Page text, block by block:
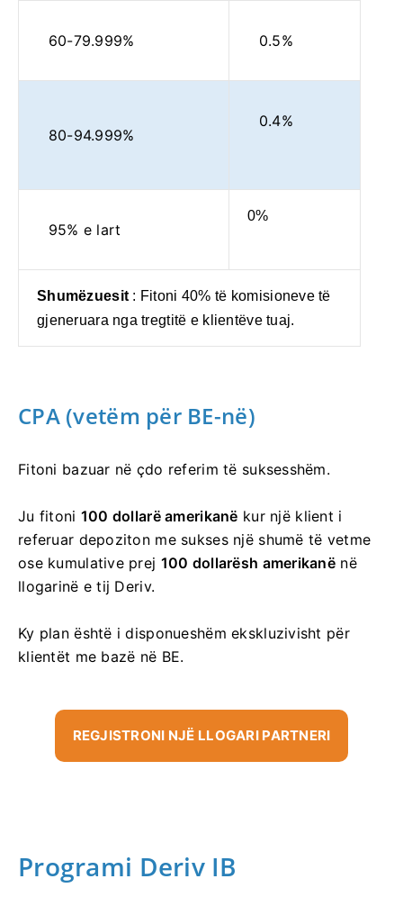
60-79.999% 0.5%
80-94.999%
0.4%
95% e lart
0%
Shumëzuesit : Fitoni 40% të komisioneve të
gjeneruara nga tregtitë e klientëve tuaj.
CPA (vetëm për BE-në)
Fitoni bazuar në çdo referim të suksesshëm.
Ju fitoni 100 dollarë amerikanë kur një klient i
referuar depoziton me sukses një shumë të vetme
ose kumulative prej 100 dollarësh amerikanë në
llogarinë e tij Deriv.
Ky plan është i disponueshëm ekskluzivisht për
klientët me bazë në BE.
REGJISTRONI NJË LLOGARI PARTNERI
Programi Deriv IB